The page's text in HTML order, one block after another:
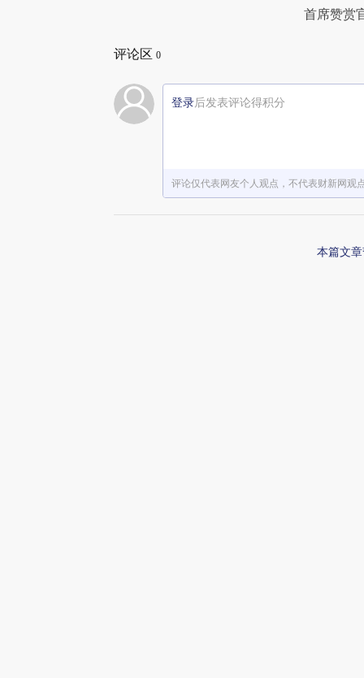
首席赞赏
评论区 0
登录后发表评论得积分
评论仅代表网友个人观点，不代表财新网观
本篇文